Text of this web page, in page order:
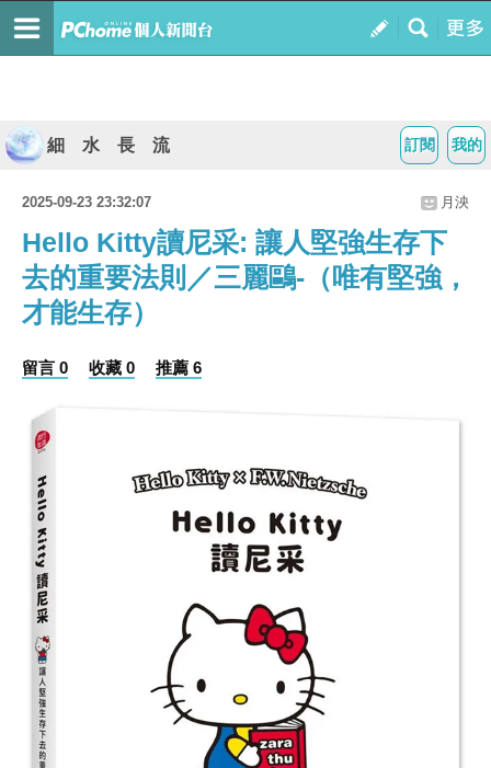
我的
訂閱
細 水 長 流
2025-09-23 23:32:07 月泱
Hello Kitty讀尼采: 讓人堅強生存下
去的重要法則／三麗鷗-（唯有堅強，
才能生存）
留言 0 收藏 0 推薦 6